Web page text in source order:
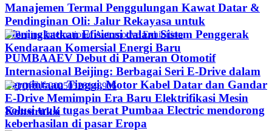
Manajemen Termal Penggulungan Kawat Datar &
Pendinginan Oli: Jalur Rekayasa untuk
Meningkatkan Efisiensi dalam Sistem Penggerak
Kendaraan Komersial Energi Baru
PUMBAAEV Debut di Pameran Otomotif
Internasional Beijing: Berbagai Seri E-Drive dalam
Permintaan Tinggi, Motor Kabel Datar dan Gandar
E-Drive Memimpin Era Baru Elektrifikasi Mesin
Konstruksi
Solusi truk tugas berat Pumbaa Electric mendorong
keberhasilan di pasar Eropa